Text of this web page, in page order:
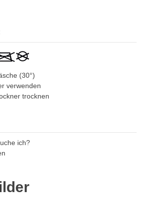
(30°)
verwenden
trocknen
ich?